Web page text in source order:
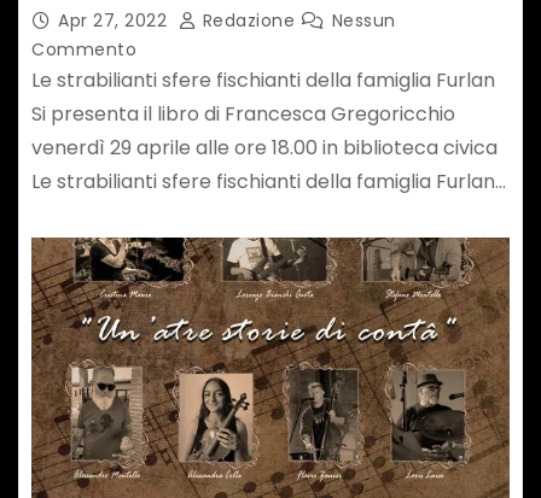
Apr 27, 2022 Redazione
Nessun
Commento
Le strabilianti sfere fischianti della famiglia Furlan
Si presenta il libro di Francesca Gregoricchio
venerdì 29 aprile alle ore 18.00 in biblioteca civica
Le strabilianti sfere fischianti della famiglia Furlan…